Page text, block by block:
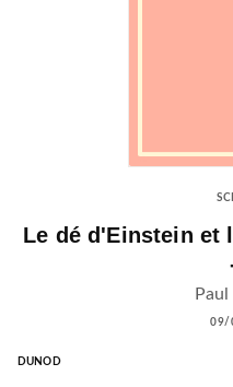
Le dé d'Einstein et
09/
DUNOD